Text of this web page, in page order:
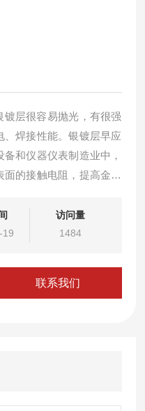
层很容易抛光，有很强
焊接性能。银镀层早应
和仪器仪表制造业中，
的接触电阻，提高金属
沿材料表面滑移，在潮
，故银镀层不宜在印刷电
19
访问量
1484
联系我们